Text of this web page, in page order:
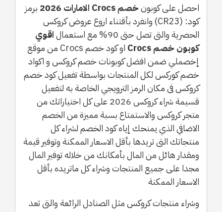
احصل على كوبونخصم Crocs الامارات 2026
برمز
كود: (CR23) وانفرد بأقتناء اروع عروض كروكس
الحصرية والتى تصل حتى 90% مع استعمال
اقوي
كوبون خصم Crocs
او كود خصم Crocs من موقع
إخصملي ضمن افضل كوبونات خصم كروكس و اكواد
خصم كوركس لكل المنتجات بواسطة تفعيل كود خصم
كروكس فى مكان الرمز الترويجي الخاصة به لتفعيل
قسيمة شراء كروكس 2026 على كل اختياراتك من
متجر كروكس والاستمتاع بسبة مميزة من الخصم
الاضافي الذي يمنحك إياه كود الخصم لشراء كل
منتجاتك التى تريدها بأقل الاسعار الممكنة وتوفير قيمة
ومقدار هائل من المال بأمكانك من خلاله توفير المال
مجدا على جميع المنتجات وشراء كل ماتريده بأقل
الاسعار الممكنة
وشراء منتجات كروكس مثل الصنادل الرائعة والتى تعد